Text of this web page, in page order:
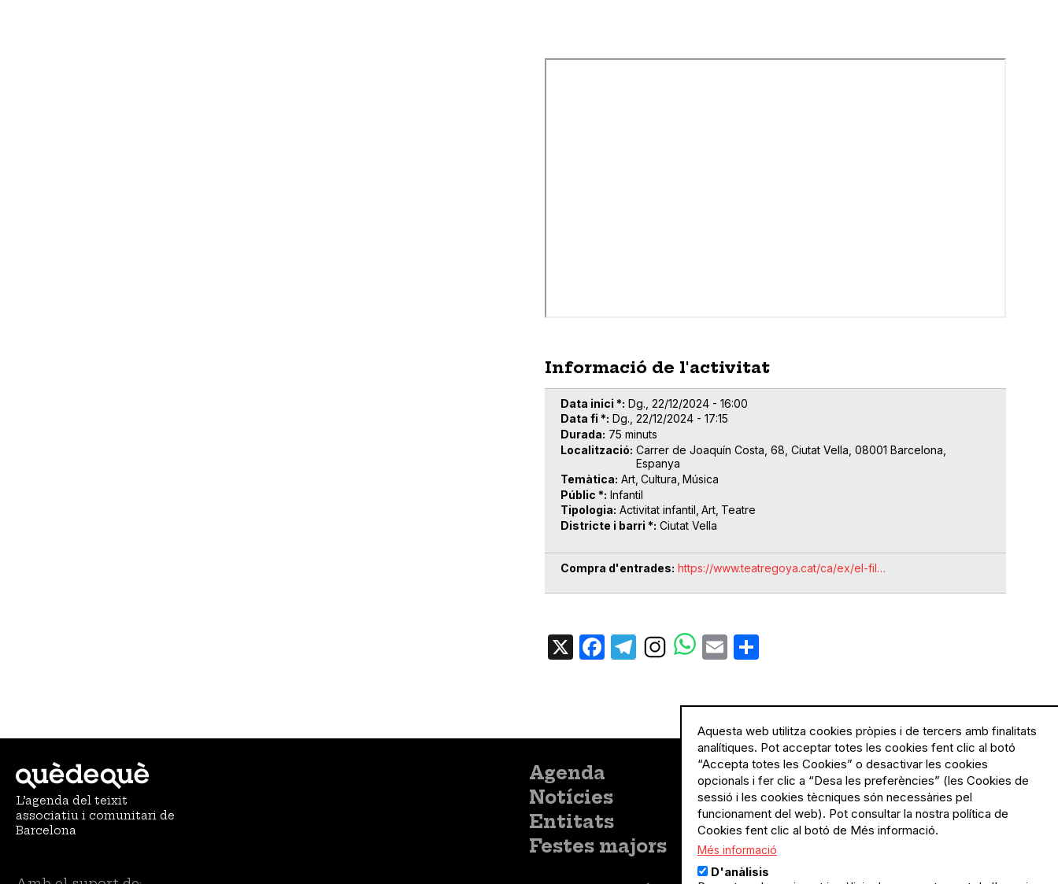
Informació de l'activitat
Data inici * Dg., 22/12/2024 - 16:00
Data fi * Dg., 22/12/2024 - 17:15
Durada 75 minuts
Localització Carrer de Joaquín Costa, 68, Ciutat Vella, 08001 Barcelona,
Espanya
Temàtica Art Cultura Música
Públic * Infantil
Tipologia Activitat infantil Art Teatre
Districte i barri * Ciutat Vella
Compra d'entrades https://www.teatregoya.cat/ca/ex/el-fil…
X Facebook
TelegramEmail
L’agenda del teixit
associatiu i comunitari de
Barcelona
Menú
principal
Agenda
Notícies
Entitats
Festes majors
Menú
Legal
Política de privacitat
Avís legal
Política de cookies
Aquesta web utilitza cookies pròpies i de tercers amb finalitats
analítiques. Pot acceptar totes les cookies fent clic al botó
“Accepta totes les Cookies” o desactivar les cookies
opcionals i fer clic a “Desa les preferències” (les Cookies de
sessió i les cookies tècniques són necessàries pel
funcionament del web). Pot consultar la nostra política de
Cookies fent clic al botó de Més informació.
Més informació
D'anàlisis